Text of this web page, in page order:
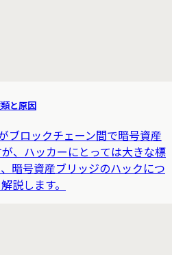
と原因
ブロックチェーン間で暗号資産
、ハッカーにとっては大きな標
暗号資産ブリッジのハックにつ
説します。